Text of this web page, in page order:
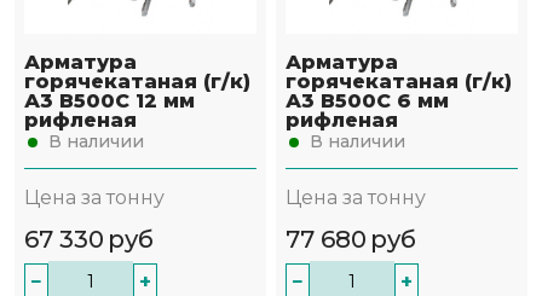
Арматура
горячекатаная (г/к)
А3 В500С 12 мм
рифленая
В наличии
Цена за тонну
67 330 руб
− +
Арматура
горячекатаная (г/к)
А3 В500С 6 мм
рифленая
В наличии
Цена за тонну
77 680 руб
− +